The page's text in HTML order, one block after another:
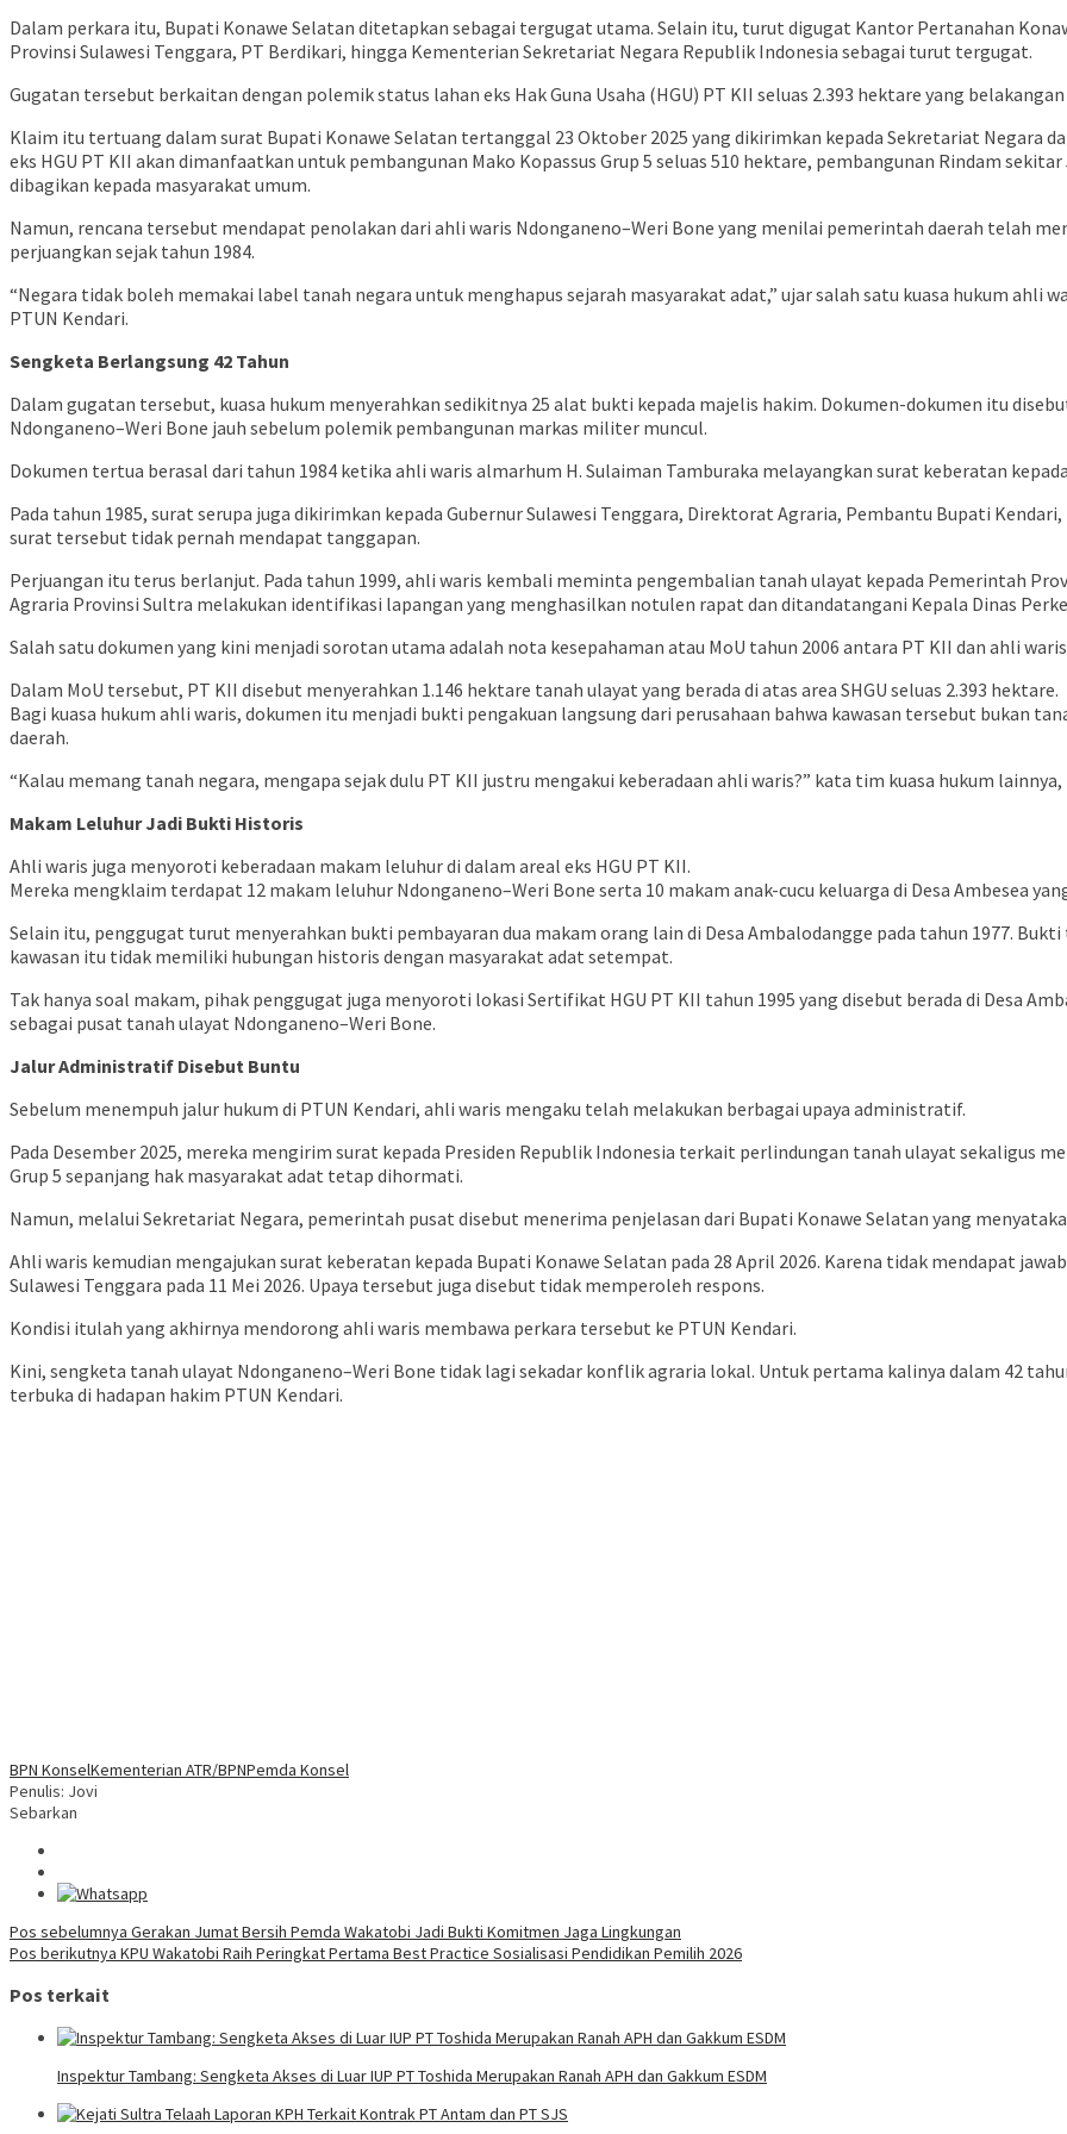
Dalam perkara itu, Bupati Konawe Selatan ditetapkan sebagai tergugat utama. Selain itu, turut digugat Kantor Pertanahan
Provinsi Sulawesi Tenggara, PT Berdikari, hingga Kementerian Sekretariat Negara Republik Indonesia sebagai turut tergugat.
Gugatan tersebut berkaitan dengan polemik status lahan eks Hak Guna Usaha (HGU) PT KII seluas 2.393 hektare yang
Klaim itu tertuang dalam surat Bupati Konawe Selatan tertanggal 23 Oktober 2025 yang dikirimkan kepada Sekretariat Negara
eks HGU PT KII akan dimanfaatkan untuk pembangunan Mako Kopassus Grup 5 seluas 510 hektare, pembangunan Rindam
dibagikan kepada masyarakat umum.
Namun, rencana tersebut mendapat penolakan dari ahli waris Ndonganeno–Weri Bone yang menilai pemerintah daerah telah
perjuangkan sejak tahun 1984.
“Negara tidak boleh memakai label tanah negara untuk menghapus sejarah masyarakat adat,” ujar salah satu kuasa hukum ahli
PTUN Kendari.
Sengketa Berlangsung 42 Tahun
Dalam gugatan tersebut, kuasa hukum menyerahkan sedikitnya 25 alat bukti kepada majelis hakim. Dokumen-dokumen itu
Ndonganeno–Weri Bone jauh sebelum polemik pembangunan markas militer muncul.
Dokumen tertua berasal dari tahun 1984 ketika ahli waris almarhum H. Sulaiman Tamburaka melayangkan surat keberatan
Pada tahun 1985, surat serupa juga dikirimkan kepada Gubernur Sulawesi Tenggara, Direktorat Agraria, Pembantu Bupati
surat tersebut tidak pernah mendapat tanggapan.
Perjuangan itu terus berlanjut. Pada tahun 1999, ahli waris kembali meminta pengembalian tanah ulayat kepada Pemerintah
Agraria Provinsi Sultra melakukan identifikasi lapangan yang menghasilkan notulen rapat dan ditandatangani Kepala Dinas
Salah satu dokumen yang kini menjadi sorotan utama adalah nota kesepahaman atau MoU tahun 2006 antara PT KII dan ahli
Dalam MoU tersebut, PT KII disebut menyerahkan 1.146 hektare tanah ulayat yang berada di atas area SHGU seluas 2.393 hektare.
Bagi kuasa hukum ahli waris, dokumen itu menjadi bukti pengakuan langsung dari perusahaan bahwa kawasan tersebut bukan
daerah.
“Kalau memang tanah negara, mengapa sejak dulu PT KII justru mengakui keberadaan ahli waris?” kata tim kuasa hukum lainnya,
Makam Leluhur Jadi Bukti Historis
Ahli waris juga menyoroti keberadaan makam leluhur di dalam areal eks HGU PT KII.
Mereka mengklaim terdapat 12 makam leluhur Ndonganeno–Weri Bone serta 10 makam anak-cucu keluarga di Desa Ambesea
Selain itu, penggugat turut menyerahkan bukti pembayaran dua makam orang lain di Desa Ambalodangge pada tahun 1977.
kawasan itu tidak memiliki hubungan historis dengan masyarakat adat setempat.
Tak hanya soal makam, pihak penggugat juga menyoroti lokasi Sertifikat HGU PT KII tahun 1995 yang disebut berada di Desa
sebagai pusat tanah ulayat Ndonganeno–Weri Bone.
Jalur Administratif Disebut Buntu
Sebelum menempuh jalur hukum di PTUN Kendari, ahli waris mengaku telah melakukan berbagai upaya administratif.
Pada Desember 2025, mereka mengirim surat kepada Presiden Republik Indonesia terkait perlindungan tanah ulayat sekaligus
Grup 5 sepanjang hak masyarakat adat tetap dihormati.
Namun, melalui Sekretariat Negara, pemerintah pusat disebut menerima penjelasan dari Bupati Konawe Selatan yang
Ahli waris kemudian mengajukan surat keberatan kepada Bupati Konawe Selatan pada 28 April 2026. Karena tidak mendapat
Sulawesi Tenggara pada 11 Mei 2026. Upaya tersebut juga disebut tidak memperoleh respons.
Kondisi itulah yang akhirnya mendorong ahli waris membawa perkara tersebut ke PTUN Kendari.
Kini, sengketa tanah ulayat Ndonganeno–Weri Bone tidak lagi sekadar konflik agraria lokal. Untuk pertama kalinya dalam 42
terbuka di hadapan hakim PTUN Kendari.
BPN KonselKementerian ATR/BPNPemda Konsel
Penulis: Jovi
Sebarkan
Navigasi
pos
Pos sebelumnya Gerakan Jumat Bersih Pemda Wakatobi Jadi Bukti Komitmen Jaga Lingkungan
Pos berikutnya KPU Wakatobi Raih Peringkat Pertama Best Practice Sosialisasi Pendidikan Pemilih 2026
Pos terkait
Inspektur Tambang: Sengketa Akses di Luar IUP PT Toshida Merupakan Ranah APH dan Gakkum ESDM